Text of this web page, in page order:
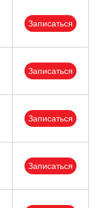
Записаться
Записаться
Записаться
Записаться